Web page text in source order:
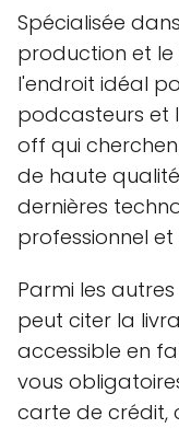
Spécialisée
production et le
l'endroit idéal
podcasteurs et
off qui
de haute
dernières
professionnel
Parmi les
peut citer la
accessible en
vous
carte de crédit,